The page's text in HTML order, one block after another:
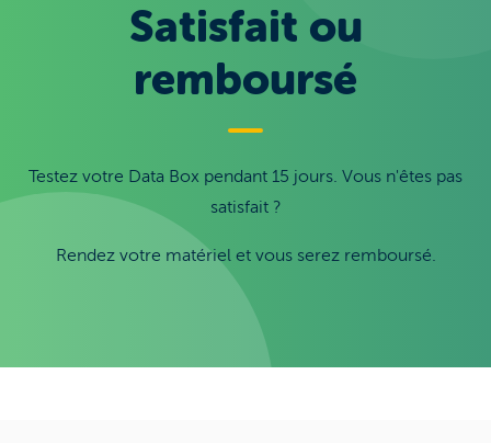
Satisfait ou
remboursé
Testez votre Data Box pendant 15 jours. Vous n'êtes pas
satisfait ?
Rendez votre matériel et vous serez remboursé.